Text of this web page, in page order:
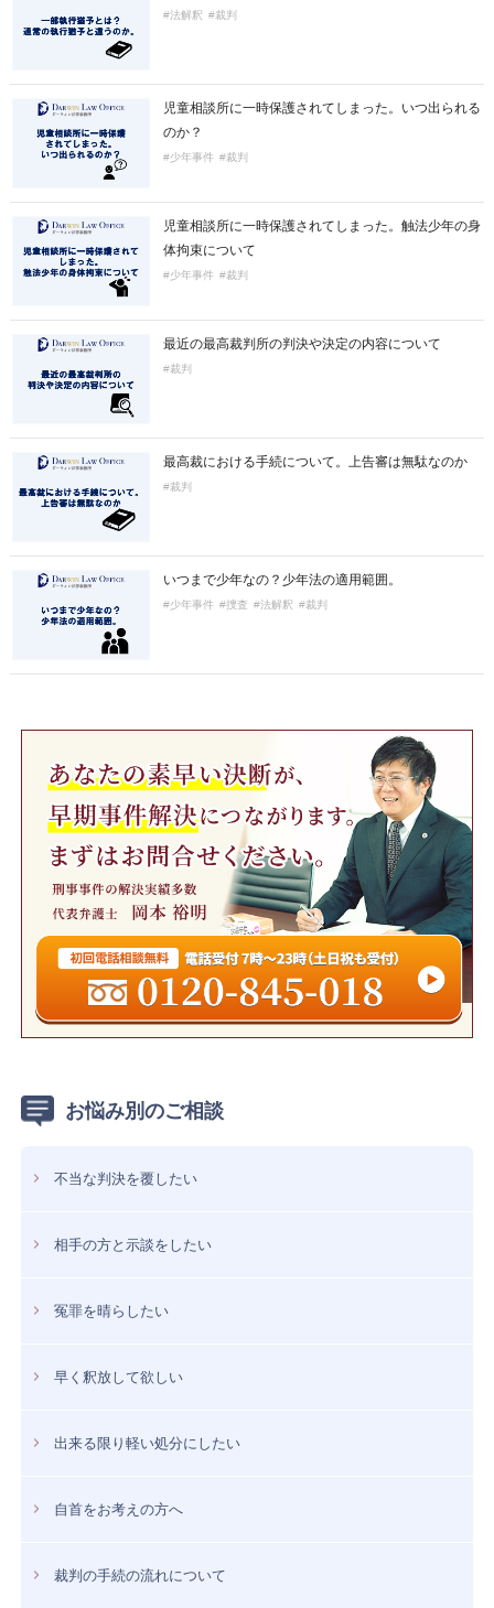
#法解釈 #裁判
児童相談所に一時保護されてしまった。いつ出られる
のか？
#少年事件 #裁判
児童相談所に一時保護されてしまった。触法少年の身
体拘束について
#少年事件 #裁判
最近の最高裁判所の判決や決定の内容について
#裁判
最高裁における手続について。上告審は無駄なのか
#裁判
いつまで少年なの？少年法の適用範囲。
#少年事件 #捜査 #法解釈 #裁判
お悩み別のご相談
不当な判決を覆したい
相手の方と示談をしたい
冤罪を晴らしたい
早く釈放して欲しい
出来る限り軽い処分にしたい
自首をお考えの方へ
裁判の手続の流れについて